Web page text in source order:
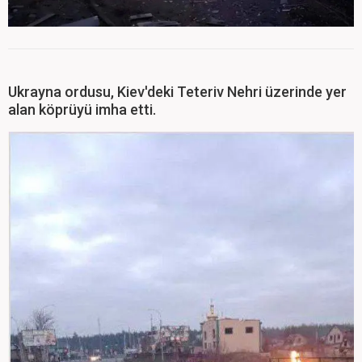
Ukrayna ordusu, Kiev'deki Teteriv Nehri üzerinde yer
alan köprüyü imha etti.